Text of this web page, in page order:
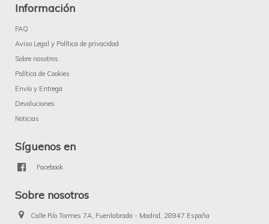
Información
FAQ
Aviso Legal y Política de privacidad
Sobre nosotros
Política de Cookies
Envío y Entrega
Devoluciones
Noticias
Síguenos en
Facebook
Sobre nosotros
Calle Río Tormes 7A, Fuenlabrada - Madrid, 28947 España